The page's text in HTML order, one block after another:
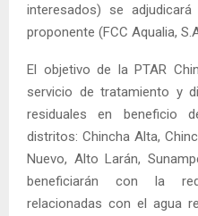
interesados) se
proponente (FCC Aqualia,
El objetivo de la PTAR
servicio de tratamiento y
residuales en beneficio
distritos: Chincha Alta,
Nuevo, Alto Larán,
beneficiarán con la
relacionadas con el agua